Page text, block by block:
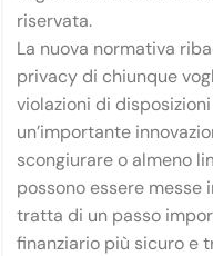
riservata.
La nuova normativa
privacy di chiunque
violazioni di
un’importante
scongiurare o almeno
possono essere messe
tratta di un passo
finanziario più sicuro e